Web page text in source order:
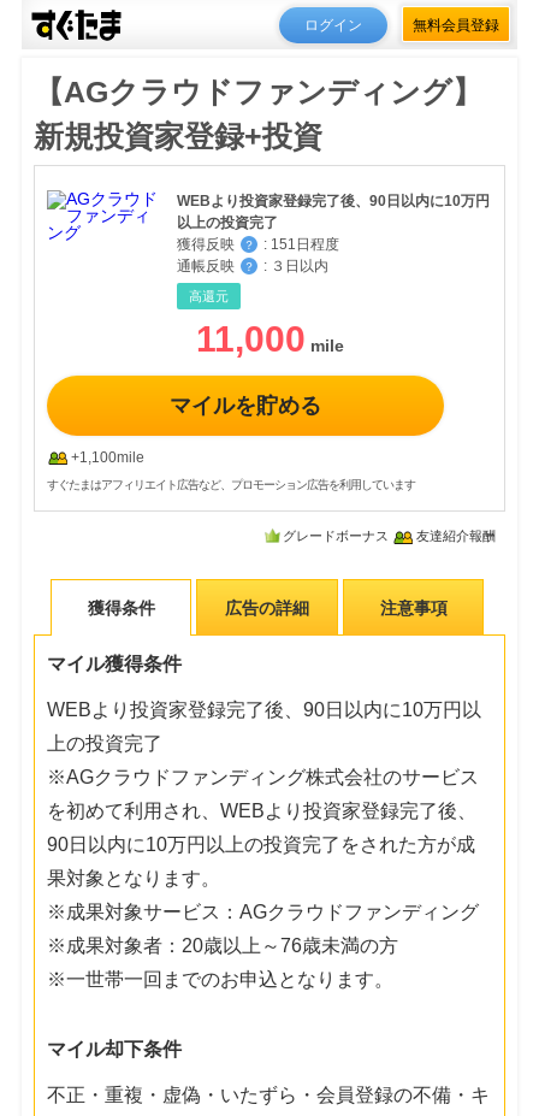
ログイン 無料会員登録
【AGクラウドファンディング】
新規投資家登録+投資
WEBより投資家登録完了後、90日以内に10万円
以上の投資完了
獲得反映
？ : 151日程度
通帳反映
？ : ３日以内
高還元
11,000
マイルを貯める
+1,100mile
すぐたまはアフィリエイト広告など、プロモーション広告を利用しています
グレードボーナス 友達紹介報酬
獲得条件 広告の詳細 注意事項
マイル獲得条件
WEBより投資家登録完了後、90日以内に10万円以
上の投資完了
※AGクラウドファンディング株式会社のサービス
を初めて利用され、WEBより投資家登録完了後、
90日以内に10万円以上の投資完了をされた方が成
果対象となります。
※成果対象サービス：AGクラウドファンディング
※成果対象者：20歳以上～76歳未満の方
※一世帯一回までのお申込となります。
マイル却下条件
不正・重複・虚偽・いたずら・会員登録の不備・キ